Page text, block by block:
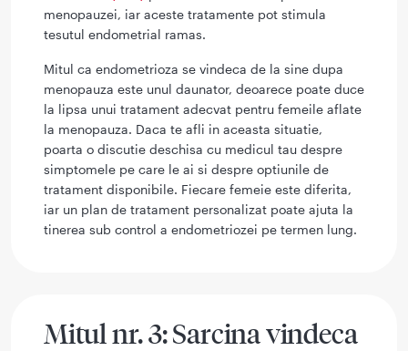
menopauzei, iar aceste tratamente pot stimula
tesutul endometrial ramas.
Mitul ca endometrioza se vindeca de la sine dupa
menopauza este unul daunator, deoarece poate duce
la lipsa unui tratament adecvat pentru femeile aflate
la menopauza. Daca te afli in aceasta situatie,
poarta o discutie deschisa cu medicul tau despre
simptomele pe care le ai si despre optiunile de
tratament disponibile. Fiecare femeie este diferita,
iar un plan de tratament personalizat poate ajuta la
tinerea sub control a endometriozei pe termen lung.
Mitul nr. 3: Sarcina vindeca